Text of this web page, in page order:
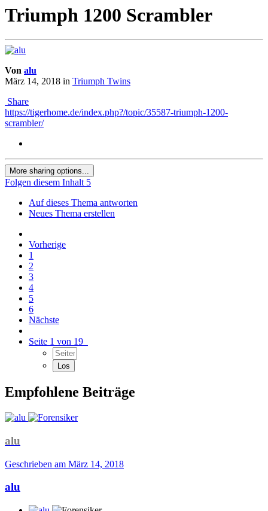
Triumph 1200 Scrambler
Von alu
März 14, 2018 in Triumph Twins
Share
https://tigerhome.de/index.php?/topic/35587-triumph-1200-
scrambler/
More sharing options...
Folgen diesem Inhalt 5
Auf dieses Thema antworten
Neues Thema erstellen
Vorherige
1
2
3
4
5
6
Nächste
Seite 1 von 19
Empfohlene Beiträge
alu
Geschrieben am März 14, 2018
alu